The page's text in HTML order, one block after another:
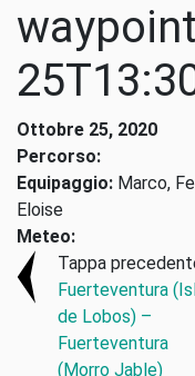
Ottobre 25, 2020
Percorso:
Equipaggio: Marco,
Eloise
Meteo:
Tappa
Fuerteventura
de Lobos) –
Fuerteventura
(Morro Jable)